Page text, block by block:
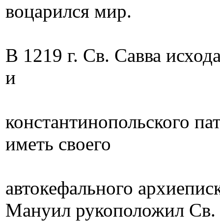
воцарился мир.
В 1219 г. Св. Савва
и
константинопольского
иметь своего
автокефального
Мануил рукоположил Св.